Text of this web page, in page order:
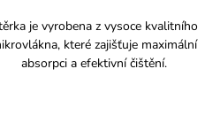
je vyrobena z vysoce kvalitního
které zajišťuje maximální
absorpci a efektivní čištění.